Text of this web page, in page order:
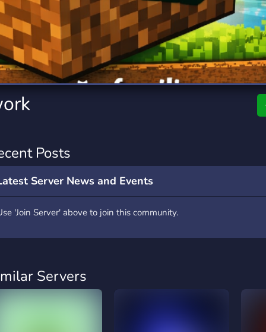
Servers
Travel
111 Servers
Servers
Xbox
233 Servers
Posts
Server News and Events
'Join Server' above to join this community.
Servers